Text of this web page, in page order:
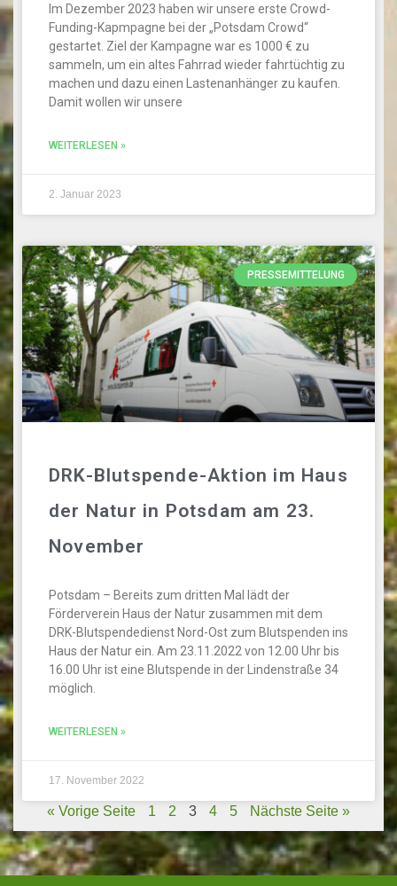
Im Dezember 2023 haben wir unsere erste Crowd-
Funding-Kapmpagne bei der „Potsdam Crowd“
gestartet. Ziel der Kampagne war es 1000 € zu
sammeln, um ein altes Fahrrad wieder fahrtüchtig zu
machen und dazu einen Lastenanhänger zu kaufen.
Damit wollen wir unsere
WEITERLESEN »
2. Januar 2023
PRESSEMITTELUNG
DRK-Blutspende-Aktion im Haus
der Natur in Potsdam am 23.
November
Potsdam – Bereits zum dritten Mal lädt der
Förderverein Haus der Natur zusammen mit dem
DRK-Blutspendedienst Nord-Ost zum Blutspenden ins
Haus der Natur ein. Am 23.11.2022 von 12.00 Uhr bis
16.00 Uhr ist eine Blutspende in der Lindenstraße 34
möglich.
WEITERLESEN »
17. November 2022
« Vorige Seite 1 2 3 4 5 Nächste Seite »